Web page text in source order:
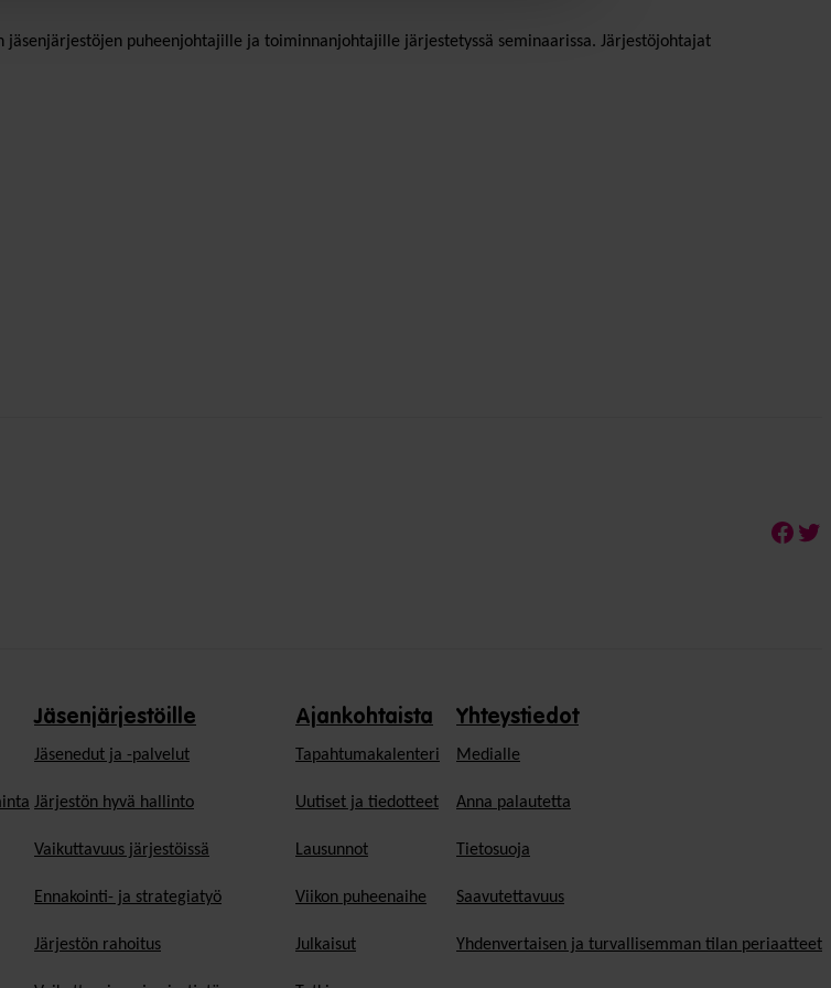
puheenjohtajille ja toiminnanjohtajille järjestetyssä seminaarissa. Järjestöjohtajat
Jäsenjärjestöille
Jäsen­edut ja -palvelut
Järjestön hyvä hallinto
Vaikuttavuus järjestöissä
Ennakointi- ja strategiatyö
Järjestön rahoitus
Ajankohtaista
Tapahtumakalenteri
Uutiset ja tiedotteet
Lausunnot
Viikon puheenaihe
Julkaisut
Yhteystiedot
Medialle
Anna palautetta
Tietosuoja
Saavutettavuus
Yhdenvertaisen ja turvallisemman tilan periaatteet